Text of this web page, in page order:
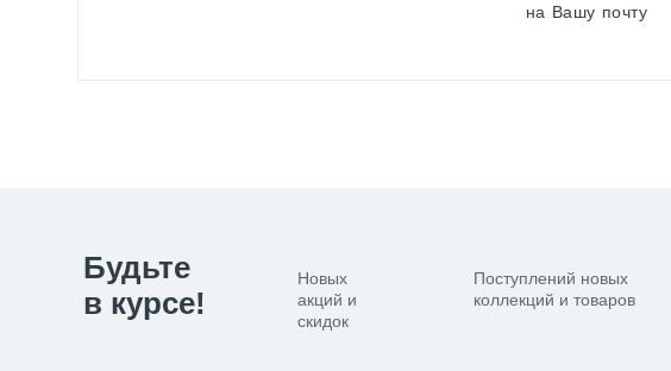
на Вашу почту
Будьте
в курсе!
Новых
акций и
скидок
Поступлений новых
коллекций и товаров